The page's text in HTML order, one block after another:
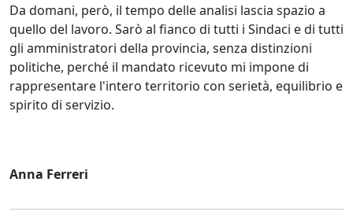
Da domani, però, il tempo delle analisi lascia spazio a
quello del lavoro. Sarò al fianco di tutti i Sindaci e di tutti
gli amministratori della provincia, senza distinzioni
politiche, perché il mandato ricevuto mi impone di
rappresentare l'intero territorio con serietà, equilibrio e
spirito di servizio.
Anna Ferreri